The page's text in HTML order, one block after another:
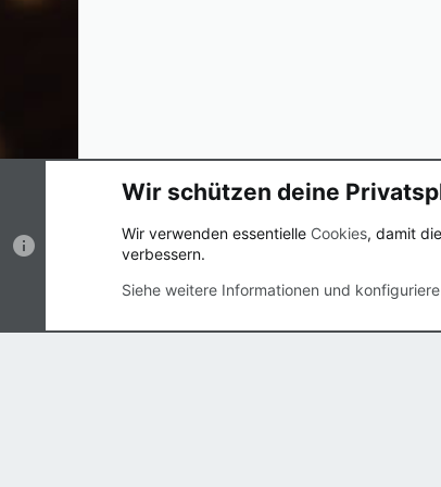
Cookies UI.X Deutsch (Du)
Community platform by XenForo © 2010-2023
0.0177s
Wir schützen deine
Wir verwenden essentielle Cookies, damit
verbessern.
Siehe weitere Informationen und